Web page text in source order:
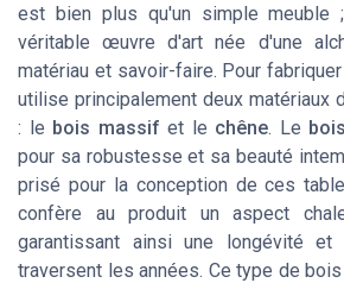
est bien plus qu'un simple meuble
véritable œuvre d'art née d'une
matériau et savoir-faire. Pour
utilise principalement deux matériaux
: le bois massif et le chêne. Le
pour sa robustesse et sa beauté
prisé pour la conception de ces
confère au produit un aspect
garantissant ainsi une longévité et
traversent les années. Ce type de bois